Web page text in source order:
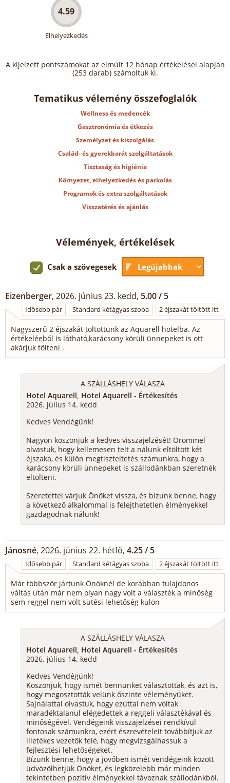
4.59
Elhelyezkedés
A kijelzett pontszámokat az elmúlt 12 hónap értékelései alapján
(253 darab) számoltuk ki.
Tematikus vélemény összefoglalók
Wellness és medencék
Gasztronómia és étkezés
Személyzet és kiszolgálás
Család- és gyerekbarát szolgáltatások
Tisztaság és higiénia
Környezet, elhelyezkedés és parkolás
Programok és extra szolgáltatások
Visszatérés és ajánlás
Vélemények, értékelések
Csak a szövegesek
Eizenberger, 2026. június 23. kedd, 5.00 / 5
Idősebb pár Standard kétágyas szoba 2 éjszakát töltött itt
Nagyszerű 2 éjszakát töltöttünk az Aquarell hotelba. Az
értékeléeből is látható,karácsony körüli ünnepeket is ott
akárjuk tölteni .
A SZÁLLÁSHELY VÁLASZA
Hotel Aquarell, Hotel Aquarell - Értékesítés
2026. július 14. kedd
Kedves Vendégünk!
Nagyon köszönjük a kedves visszajelzését! Örömmel
olvastuk, hogy kellemesen telt a nálunk eltöltött két
éjszaka, és külön megtiszteltetés számunkra, hogy a
karácsony körüli ünnepeket is szállodánkban szeretnék
eltölteni.
Szeretettel várjuk Önöket vissza, és bízunk benne, hogy
a következő alkalommal is felejthetetlen élményekkel
gazdagodnak nálunk!
Jánosné, 2026. június 22. hétfő, 4.25 / 5
Idősebb pár Standard kétágyas szoba 2 éjszakát töltött itt
Már többször jártunk Önöknél de korábban tulajdonos
váltás után már nem olyan nagy volt a választék a minőség
sem reggel nem volt sütési lehetőség külön
A SZÁLLÁSHELY VÁLASZA
Hotel Aquarell, Hotel Aquarell - Értékesítés
2026. július 14. kedd
Kedves Vendégünk!
Köszönjük, hogy ismét bennünket választottak, és azt is,
hogy megosztották velünk őszinte véleményüket.
Sajnálattal olvastuk, hogy ezúttal nem voltak
maradéktalanul elégedettek a reggeli választékával és
minőségével. Vendégeink visszajelzései rendkívül
fontosak számunkra, ezért észrevételeit továbbítjuk az
illetékes vezetők felé, hogy megvizsgálhassuk a
fejlesztési lehetőségeket.
Bízunk benne, hogy a jövőben ismét vendégeink között
üdvözölhetjük Önöket, és legközelebb már minden
tekintetben pozitív élményekkel távoznak szállodánkból.